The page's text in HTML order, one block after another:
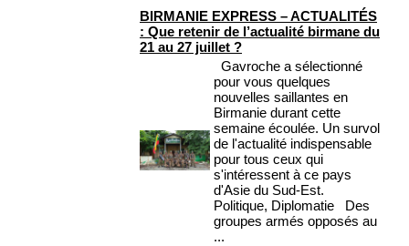
BIRMANIE EXPRESS – ACTUALITÉS
: Que retenir de l’actualité birmane du
21 au 27 juillet ?
Gavroche a sélectionné
pour vous quelques
nouvelles saillantes en
Birmanie durant cette
semaine écoulée. Un survol
de l'actualité indispensable
pour tous ceux qui
s'intéressent à ce pays
d'Asie du Sud-Est.
Politique, Diplomatie Des
groupes armés opposés au
...